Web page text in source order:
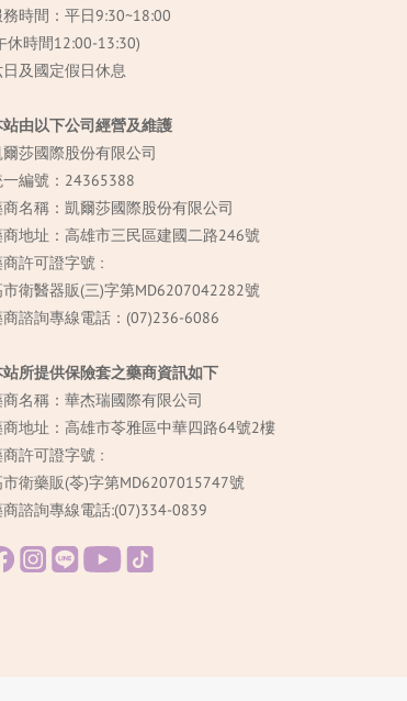
務時間：平日9:30~18:00
休時間12:00-13:30)
及國定假日休息
站由以下公司經營及維護
莎國際股份有限公司
一編號：24365388
名稱：凱爾莎國際股份有限公司
商地址：高雄市三民區建國二路246號
許可證字號 :
衛醫器販(三)字第MD6207042282號
商諮詢專線電話：(07)236-6086
站所提供保險套之藥商資訊如下
名稱：華杰瑞國際有限公司
商地址：高雄市苓雅區中華四路64號2樓
許可證字號 :
衛藥販(苓)字第MD6207015747號
諮詢專線電話:(07)334-0839